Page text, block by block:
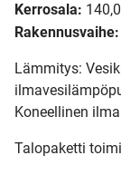
Kerrosala:
Rakennusvaihe:
Lämmitys:
Koneellinen
Talopaketti